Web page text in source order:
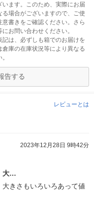
ます。このため、実際にお届
場合がございますので、ご使
書きをご確認ください。さら
お問い合わせください。
は、必ずしも箱でのお届けを
庫の在庫状況等により異なる
告する
レビューとは
2023年12月28日 9時42分
大…
きさもいろいろあって値